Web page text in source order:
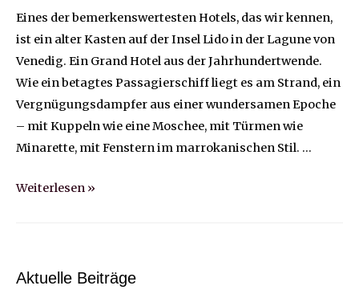
Eines der bemerkenswertesten Hotels, das wir kennen,
ist ein alter Kasten auf der Insel Lido in der Lagune von
Venedig. Ein Grand Hotel aus der Jahrhundertwende.
Wie ein betagtes Passagierschiff liegt es am Strand, ein
Vergnügungsdampfer aus einer wundersamen Epoche
– mit Kuppeln wie eine Moschee, mit Türmen wie
Minarette, mit Fenstern im marrokanischen Stil. …
In
wie
Weiterlesen »
Aktuelle Beiträge